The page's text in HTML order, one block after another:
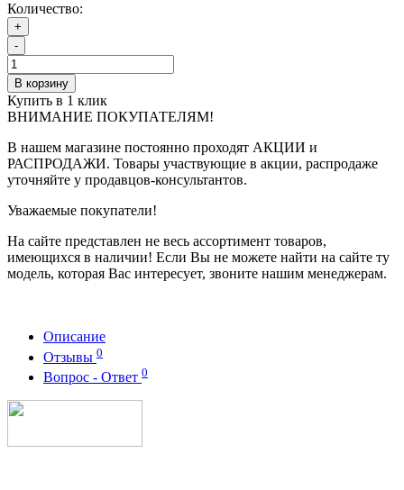
Количество:
+
-
В корзину
Купить в 1 клик
ВНИМАНИЕ ПОКУПАТЕЛЯМ!
В нашем магазине постоянно проходят АКЦИИ и
РАСПРОДАЖИ. Товары участвующие в акции, распродаже
уточняйте у продавцов-консультантов.
Уважаемые покупатели!
На сайте представлен не весь ассортимент товаров,
имеющихся в наличии! Если Вы не можете найти на сайте ту
модель, которая Вас интересует, звоните нашим менеджерам.
Описание
Отзывы 0
Вопрос - Ответ 0